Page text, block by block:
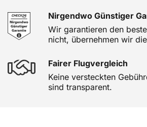
Nirgendwo Günstiger
Wir garantieren den
nicht, übernehmen wir
Fairer Flugvergleich
Keine versteckten
sind transparent.